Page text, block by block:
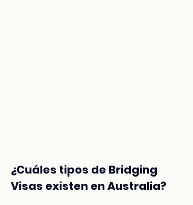
¿Cuáles tipos de Bridging
Visas existen en Australia?